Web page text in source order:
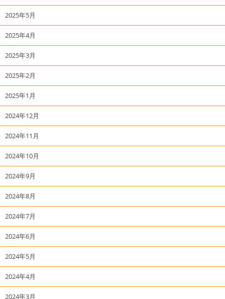
2025年5月
2025年4月
2025年3月
2025年2月
2025年1月
2024年12月
2024年11月
2024年10月
2024年9月
2024年8月
2024年7月
2024年6月
2024年5月
2024年4月
2024年3月